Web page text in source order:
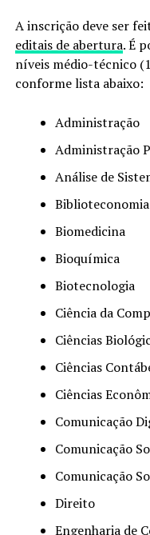
A inscrição deve ser
editais de abertura. É
níveis médio-técnico
conforme lista abaixo:
Administração
Administração
Análise de
Biblioteconomia
Biomedicina
Bioquímica
Biotecnologia
Ciência da
Ciências
Ciências
Ciências
Comunicação
Comunicação
Comunicação
Direito
Engenharia de